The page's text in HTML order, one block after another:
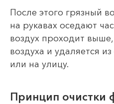
После этого грязный
на рукавах оседают
воздух проходит
воздуха и удаляется
или на улицу.
Принцип очистки